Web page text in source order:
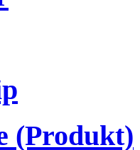
(Produkt)